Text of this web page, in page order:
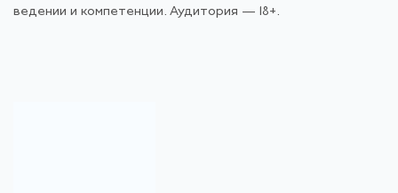
ведении и компетенции. Аудитория — 18+.